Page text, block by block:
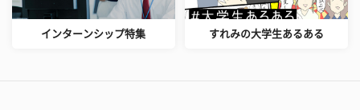
インターンシップ特集 すれみの大学生あるある